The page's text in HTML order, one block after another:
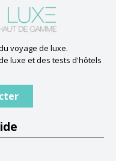
voyage de luxe.
luxe et des tests d'hôtels